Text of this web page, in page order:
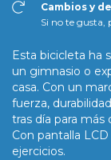
Cambios y
Si no te gusta,
Esta bicicleta ha
un gimnasio o
casa. Con un
fuerza,
tras día para más
Con pantalla
ejercicios.